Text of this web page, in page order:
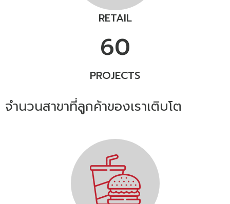
RETAIL
60
PROJECTS
จำนวนสาขาที่ลูกค้าของเราเติบโต